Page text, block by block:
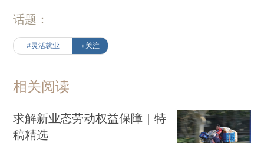
话题：
#灵活就业 +关注
相关阅读
求解新业态劳动权益保障｜特
稿精选